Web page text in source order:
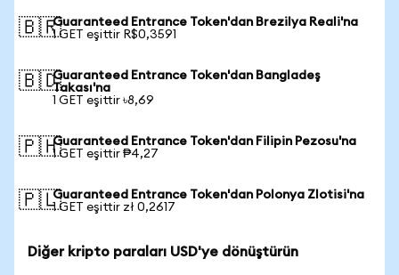
🇧🇷Guaranteed Entrance Token'dan Brezilya Reali'na
1 GET eşittir R$0,3591
🇧🇩Guaranteed Entrance Token'dan Bangladeş
Takası'na
1 GET eşittir ৳8,69
🇵🇭Guaranteed Entrance Token'dan Filipin Pezosu'na
1 GET eşittir ₱4,27
🇵🇱Guaranteed Entrance Token'dan Polonya Zlotisi'na
1 GET eşittir zł 0,2617
Diğer kripto paraları USD'ye dönüştürün